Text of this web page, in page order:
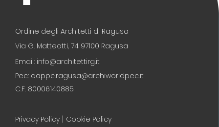
Ordine degli Architetti di Ragusa
Via G. Matteotti, 74 97100 Ragusa
Email: info@architettirg.it
Pec: oappc.ragusa@archiworldpec.it
C.F. 80006140885
Privacy Policy | Cookie Policy